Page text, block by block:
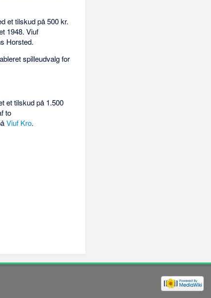
et tilskud på 500 kr.
1948. Viuf
Horsted.
spilleudvalg for
et tilskud på 1.500
to
Viuf Kro.